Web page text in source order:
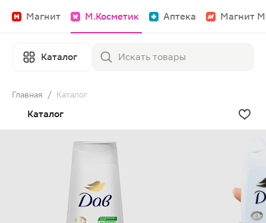
Магнит М.Косметик Аптека Магнит
Каталог
Главная / Каталог
Каталог